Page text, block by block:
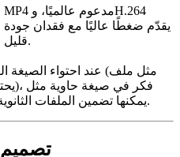
MP4 مدعوم عالميًا، وH.264
يقدّم ضغطًا عاليًا مع فقدان جودة
قليل.
عند احتواء الصيغة
PDF/A‑3 يمكنها تضمين الملفات الثانوية الأصلية لتتبع المراجعة.